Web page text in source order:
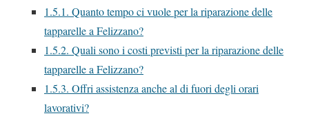
1.5.1. Quanto tempo ci vuole per la riparazione delle
tapparelle a Felizzano?
1.5.2. Quali sono i costi previsti per la riparazione delle
tapparelle a Felizzano?
1.5.3. Offri assistenza anche al di fuori degli orari
lavorativi?